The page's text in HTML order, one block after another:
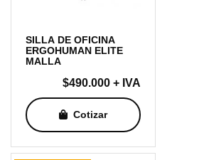
SILLA DE OFICINA
ERGOHUMAN ELITE
MALLA
$490.000 + IVA
Cotizar